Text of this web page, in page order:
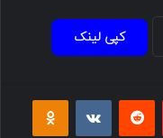
کپی لینک
پینتریست